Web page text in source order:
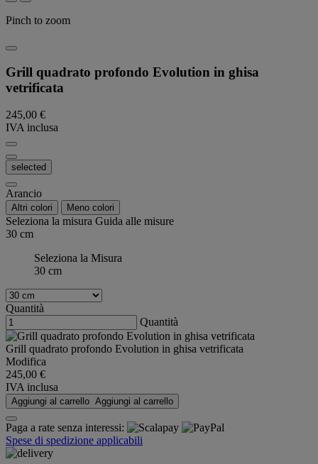
Pinch to zoom
Grill quadrato profondo Evolution in ghisa
vetrificata
245,00 €
IVA inclusa
selected
Arancio
Altri colori Meno colori
Seleziona la misura Guida alle misure
30 cm
Seleziona la Misura
30 cm
Quantità
Quantità
Grill quadrato profondo Evolution in ghisa vetrificata
Modifica
245,00 €
IVA inclusa
Aggiungi al carrello Aggiungi al carrello
Paga a rate senza interessi:
Spese di spedizione applicabili